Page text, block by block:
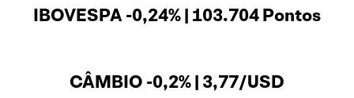
IBOVESPA -0,24% | 103.704 Pontos
CÂMBIO -0,2% | 3,77/USD